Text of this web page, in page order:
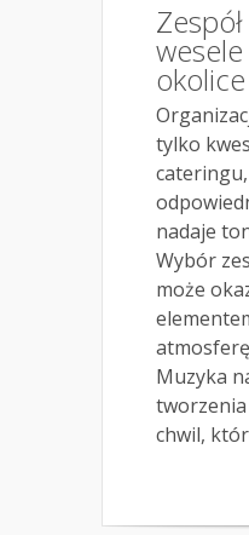
okolice
tylko
nadaje
Wybór
może
Muzyka
chwil,